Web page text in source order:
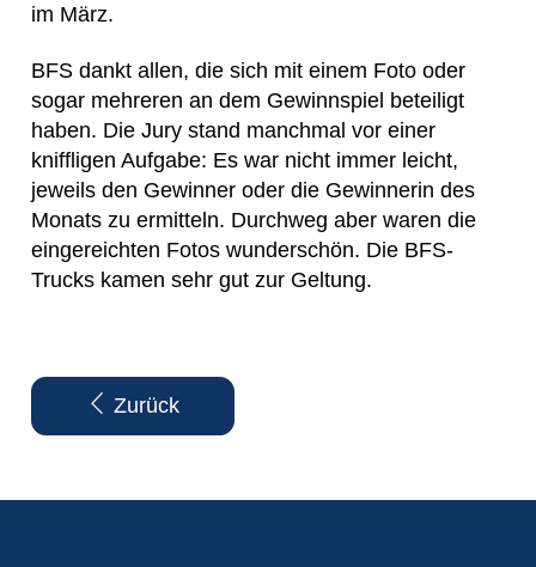
im März.
BFS dankt allen, die sich mit einem Foto oder
sogar mehreren an dem Gewinnspiel beteiligt
haben. Die Jury stand manchmal vor einer
kniffligen Aufgabe: Es war nicht immer leicht,
jeweils den Gewinner oder die Gewinnerin des
Monats zu ermitteln. Durchweg aber waren die
eingereichten Fotos wunderschön. Die BFS-
Trucks kamen sehr gut zur Geltung.
Zurück